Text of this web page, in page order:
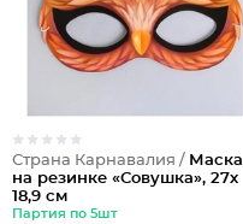
Страна Карнавалия / Маска
на резинке «Совушка», 27х
18,9 см
Партия по 5шт